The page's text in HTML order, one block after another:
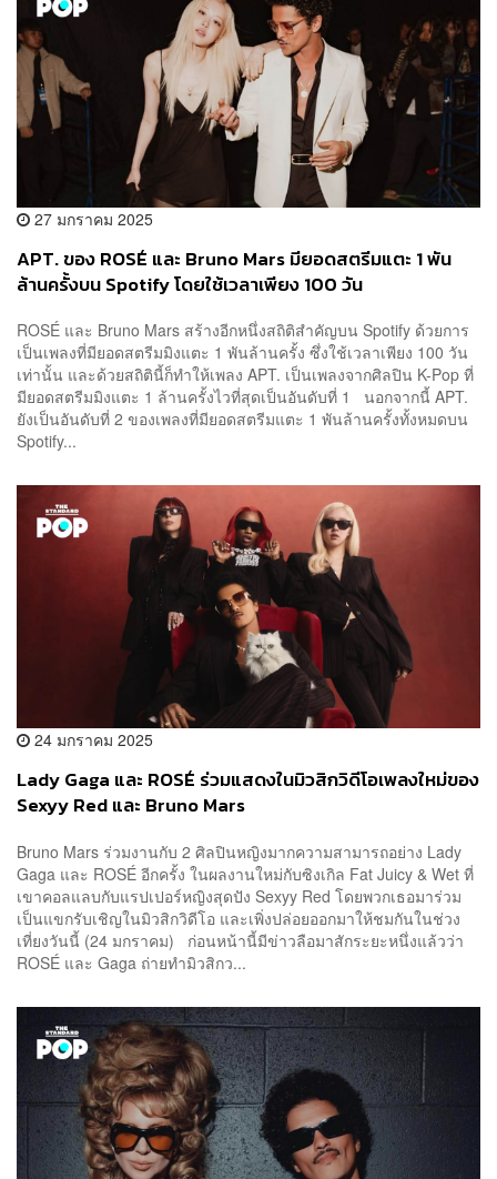
27 มกราคม 2025
APT. ของ ROSÉ และ Bruno Mars มียอดสตรีมแตะ 1 พัน
ล้านครั้งบน Spotify โดยใช้เวลาเพียง 100 วัน
ROSÉ และ Bruno Mars สร้างอีกหนึ่งสถิติสำคัญบน Spotify ด้วยการ
เป็นเพลงที่มียอดสตรีมมิงแตะ 1 พันล้านครั้ง ซึ่งใช้เวลาเพียง 100 วัน
เท่านั้น และด้วยสถิตินี้ก็ทำให้เพลง APT. เป็นเพลงจากศิลปิน K-Pop ที่
มียอดสตรีมมิงแตะ 1 ล้านครั้งไวที่สุดเป็นอันดับที่ 1 นอกจากนี้ APT.
ยังเป็นอันดับที่ 2 ของเพลงที่มียอดสตรีมแตะ 1 พันล้านครั้งทั้งหมดบน
Spotify...
24 มกราคม 2025
Lady Gaga และ ROSÉ ร่วมแสดงในมิวสิกวิดีโอเพลงใหม่ของ
Sexyy Red และ Bruno Mars
Bruno Mars ร่วมงานกับ 2 ศิลปินหญิงมากความสามารถอย่าง Lady
Gaga และ ROSÉ อีกครั้ง ในผลงานใหม่กับซิงเกิล Fat Juicy & Wet ที่
เขาคอลแลบกับแรปเปอร์หญิงสุดปัง Sexyy Red โดยพวกเธอมาร่วม
เป็นแขกรับเชิญในมิวสิกวิดีโอ และเพิ่งปล่อยออกมาให้ชมกันในช่วง
เที่ยงวันนี้ (24 มกราคม) ก่อนหน้านี้มีข่าวลือมาสักระยะหนึ่งแล้วว่า
ROSÉ และ Gaga ถ่ายทำมิวสิกว...